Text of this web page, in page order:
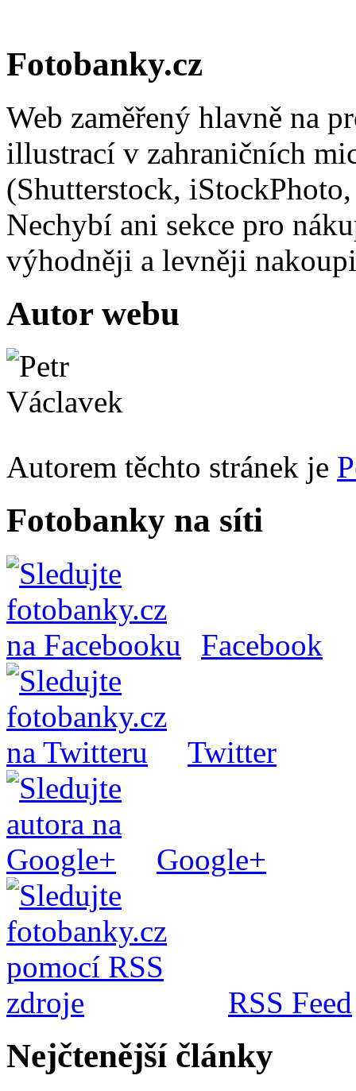
Fotobanky.cz
Web zaměřený hlavně na
illustrací v zahraničních
(Shutterstock,
Nechybí ani sekce pro
výhodněji a levněji
Autor webu
Autorem těchto stránek je
Fotobanky na síti
Facebook
Twitter
Google+
RSS Feed
Nejčtenější články